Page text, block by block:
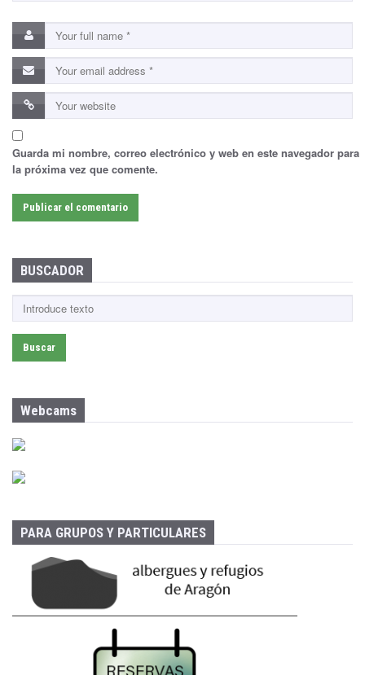
Guarda mi nombre, correo electrónico y web en este navegador para
la próxima vez que comente.
BUSCADOR
u
s
a
:
Webcams
PARA GRUPOS Y PARTICULARES